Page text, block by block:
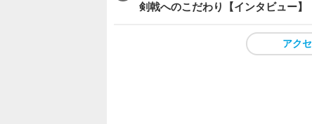
剣戟へのこだわり【インタビュー】
アク